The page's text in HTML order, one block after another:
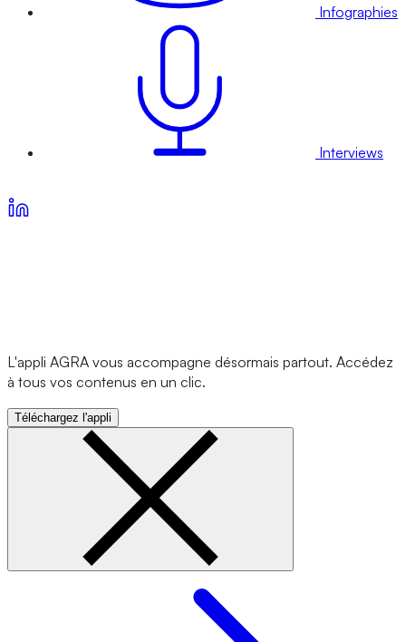
Infographies
Interviews
L'appli AGRA vous accompagne désormais partout. Accédez
à tous vos contenus en un clic.
Téléchargez l'appli